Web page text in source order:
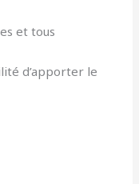
et tous
d’apporter le